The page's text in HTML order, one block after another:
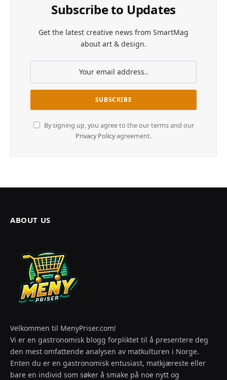
Subscribe to Updates
Get the latest creative news from SmartMag
about art & design.
By signing up, you agree to the our terms and our
Privacy Policyagreement.
ABOUT US
Velkommen til MenyPriser.com!
Vi er en gastronomisk blogg forpliktet til å presentere deg
den mest omfattende analysen av matkulturen i Norge.
Enten du er en gastronomisk entusiast, matkjæreste eller
bare en individ som søker å smake på noe nytt og